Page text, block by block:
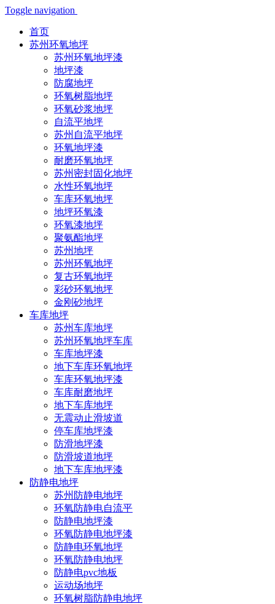
Toggle navigation
首页
苏州环氧地坪
苏州环氧地坪漆
地坪漆
防腐地坪
环氧树脂地坪
环氧砂浆地坪
自流平地坪
苏州自流平地坪
环氧地坪漆
耐磨环氧地坪
苏州密封固化地坪
水性环氧地坪
车库环氧地坪
地坪环氧漆
环氧漆地坪
聚氨酯地坪
苏州地坪
苏州环氧地坪
复古环氧地坪
彩砂环氧地坪
金刚砂地坪
车库地坪
苏州车库地坪
苏州环氧地坪车库
车库地坪漆
地下车库环氧地坪
车库环氧地坪漆
车库耐磨地坪
地下车库地坪
无震动止滑坡道
停车库地坪漆
防滑地坪漆
防滑坡道地坪
地下车库地坪漆
防静电地坪
苏州防静电地坪
环氧防静电自流平
防静电地坪漆
环氧防静电地坪漆
防静电环氧地坪
环氧防静电地坪
防静电pvc地板
运动场地坪
环氧树脂防静电地坪